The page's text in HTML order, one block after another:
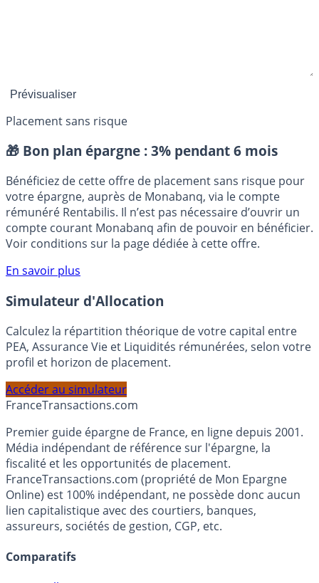
Placement sans risque
🎁 Bon plan épargne : 3% pendant 6 mois
Bénéficiez de cette offre de placement sans risque pour
votre épargne, auprès de Monabanq, via le compte
rémunéré Rentabilis. Il n’est pas nécessaire d’ouvrir un
compte courant Monabanq afin de pouvoir en bénéficier.
Voir conditions sur la page dédiée à cette offre.
En savoir plus
Simulateur d'Allocation
Calculez la répartition théorique de votre capital entre
PEA, Assurance Vie et Liquidités rémunérées, selon votre
profil et horizon de placement.
Accéder au simulateur
FranceTransactions.com
Premier guide épargne de France, en ligne depuis 2001.
Média indépendant de référence sur l'épargne, la
fiscalité et les opportunités de placement.
FranceTransactions.com (propriété de Mon Epargne
Online) est 100% indépendant, ne possède donc aucun
lien capitalistique avec des courtiers, banques,